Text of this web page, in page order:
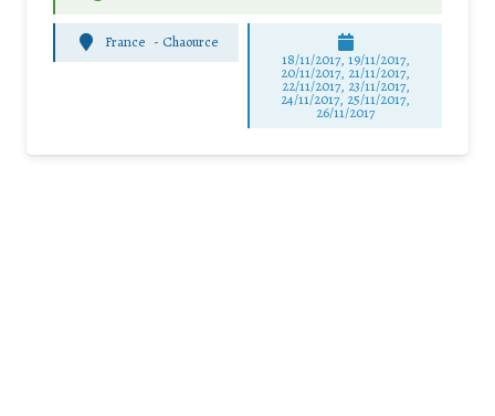
France - Chaource
18/11/2017, 19/11/2017,
20/11/2017, 21/11/2017,
22/11/2017, 23/11/2017,
24/11/2017, 25/11/2017,
26/11/2017